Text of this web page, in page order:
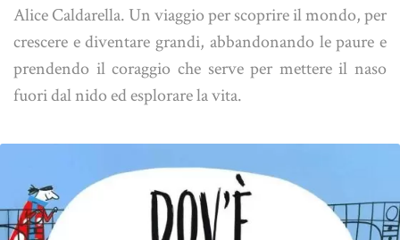
Alice Caldarella. Un viaggio per scoprire il mondo, per
crescere e diventare grandi, abbandonando le paure e
prendendo il coraggio che serve per mettere il naso
fuori dal nido ed esplorare la vita.